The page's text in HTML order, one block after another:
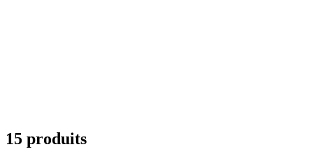
15 produits